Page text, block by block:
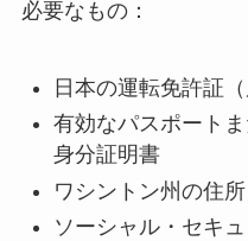
必要なもの：
日本の運転免許証（
有効なパスポート
身分証明書
ワシントン州の住
ソーシャル・セキ